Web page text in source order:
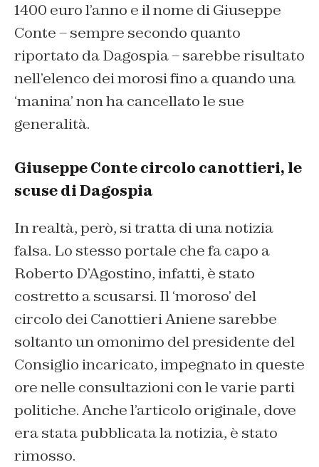
1400 euro l’anno e il nome di Giuseppe
Conte – sempre secondo quanto
riportato da Dagospia – sarebbe risultato
nell’elenco dei morosi fino a quando una
‘manina’ non ha cancellato le sue
generalità.
Giuseppe Conte circolo canottieri, le
scuse di Dagospia
In realtà, però, si tratta di una notizia
falsa. Lo stesso portale che fa capo a
Roberto D’Agostino, infatti, è stato
costretto a scusarsi. Il ‘moroso’ del
circolo dei Canottieri Aniene sarebbe
soltanto un omonimo del presidente del
Consiglio incaricato, impegnato in queste
ore nelle consultazioni con le varie parti
politiche. Anche l’articolo originale, dove
era stata pubblicata la notizia, è stato
rimosso.